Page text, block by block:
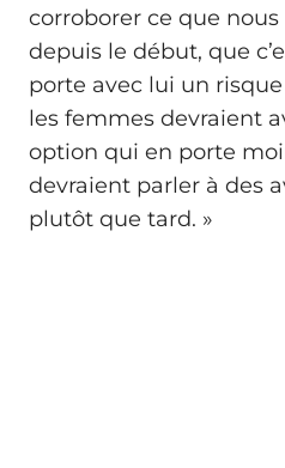
corroborer ce que
depuis le début, que
porte avec lui un
les femmes devraient
option qui en porte
devraient parler à des
plutôt que tard. »